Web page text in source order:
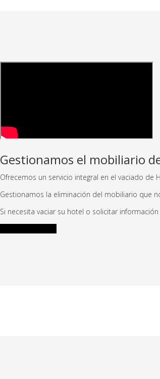
Gestionamos el mobiliario
Ofrecemos un servicio integral en el vaciado
Gestionamos la eliminación del mobiliario que
Si necesita vaciar su hotel o solicitar